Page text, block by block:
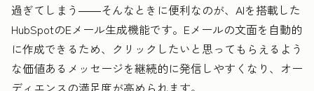
過ぎてしまう――そんなときに便利なのが、AIを搭載した
HubSpotのEメール生成機能です。Eメールの文面を自動的
に作成できるため、クリックしたいと思ってもらえるよう
な価値あるメッセージを継続的に発信しやすくなり、オー